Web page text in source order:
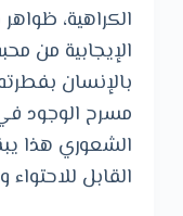
الكراهية،
الإيجابية من
بالإنسان
مسرح الوجود
الشعوري هذا
القابل للاحتواء